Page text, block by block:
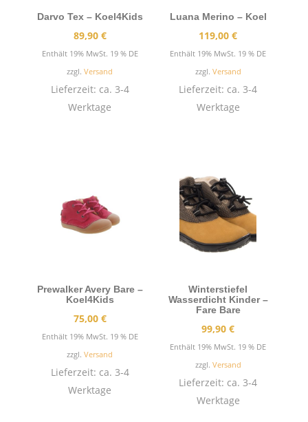
Darvo Tex – Koel4Kids
89,90 €
Enthält 19% MwSt. 19 % DE
zzgl.Versand
Lieferzeit: ca. 3-4
Werktage
Luana Merino – Koel
119,00€
Enthält 19% MwSt. 19 % DE
zzgl. Versand
Lieferzeit: ca. 3-4
Werktage
Prewalker Avery Bare –
Koel4Kids
75,00 €
Enthält 19% MwSt. 19 % DE
zzgl.Versand
Lieferzeit: ca. 3-4
Werktage
Winterstiefel
Wasserdicht Kinder –
Fare Bare
99,90€
Enthält 19% MwSt. 19 % DE
zzgl. Versand
Lieferzeit: ca. 3-4
Werktage